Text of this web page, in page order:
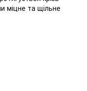
міцне та щільне